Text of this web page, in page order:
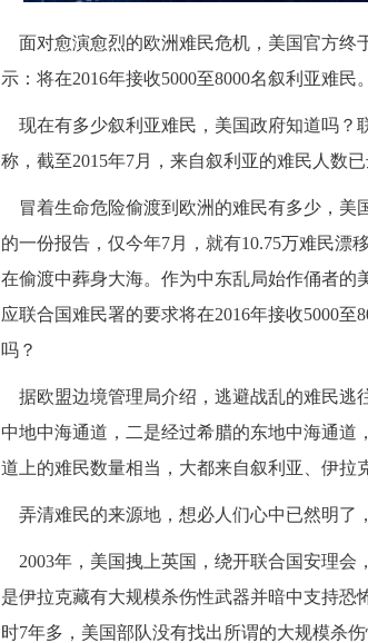
面对愈演愈烈的欧洲难民危机，美国官方终
示：将在2016年接收5000至8000名叙利亚难民。
现在有多少叙利亚难民，美国政府知道吗？
称，截至2015年7月，来自叙利亚的难民人数
冒着生命危险偷渡到欧洲的难民有多少，美
的一份报告，仅今年7月，就有10.75万难民漂
在偷渡中葬身大海。作为中东乱局始作俑者
应联合国难民署的要求将在2016年接收5000
吗？
据欧盟边境管理局介绍，逃避战乱的难民逃
中地中海通道，二是经过希腊的东地中海通道
道上的难民数量相当，大都来自叙利亚、伊拉
弄清难民的来源地，想必人们心中已然明了
2003年，美国拽上英国，绕开联合国安理会
是伊拉克藏有大规模杀伤性武器并暗中支持
时7年多，美国部队没有找出所谓的大规模杀